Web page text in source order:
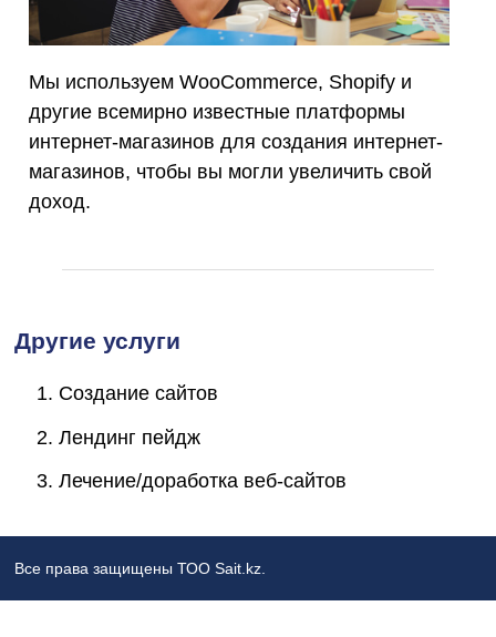
Мы используем WooCommerce, Shopify и
другие всемирно известные платформы
интернет-магазинов для создания интернет-
магазинов, чтобы вы могли увеличить свой
доход.
Другие услуги
Создание сайтов
Лендинг пейдж
Лечение/доработка веб-сайтов
Все права защищены ТОО Sait.kz.